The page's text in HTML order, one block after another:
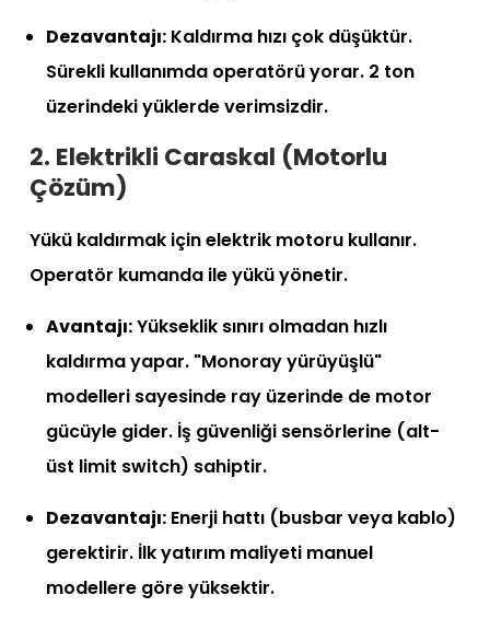
Dezavantajı: Kaldırma hızı çok düşüktür.
Sürekli kullanımda operatörü yorar. 2 ton
üzerindeki yüklerde verimsizdir.
2. Elektrikli Caraskal (Motorlu
Çözüm)
Yükü kaldırmak için elektrik motoru kullanır.
Operatör kumanda ile yükü yönetir.
Avantajı:Yükseklik sınırı olmadan hızlı
kaldırma yapar. "Monoray yürüyüşlü"
modelleri sayesinde ray üzerinde de motor
gücüyle gider. İş güvenliği sensörlerine (alt-
üst limit switch) sahiptir.
Dezavantajı: Enerji hattı (busbar veya kablo)
gerektirir. İlk yatırım maliyeti manuel
modellere göre yüksektir.